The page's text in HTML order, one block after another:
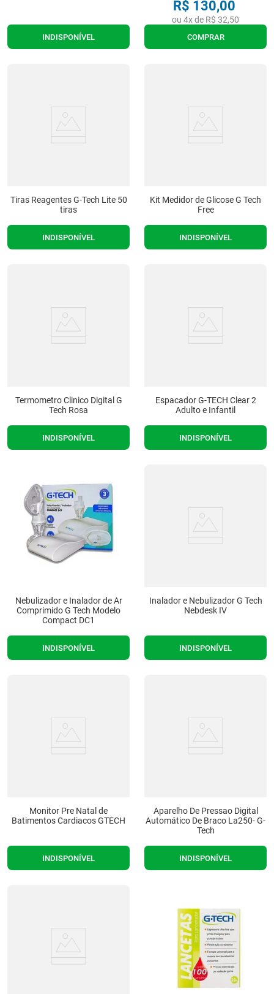
INDISPONÍVEL
R$ 130,00
ou 4x de R$ 32,50
COMPRAR
Tiras Reagentes G-Tech Lite 50
tiras
INDISPONÍVEL
Kit Medidor de Glicose G Tech
Free
INDISPONÍVEL
Termometro Clinico Digital G
Tech Rosa
INDISPONÍVEL
Espacador G-TECH Clear 2
Adulto e Infantil
INDISPONÍVEL
Nebulizador e Inalador de Ar
Comprimido G Tech Modelo
Compact DC1
INDISPONÍVEL
Inalador e Nebulizador G Tech
Nebdesk IV
INDISPONÍVEL
Monitor Pre Natal de
Batimentos Cardiacos GTECH
INDISPONÍVEL
Aparelho De Pressao Digital
Automático De Braco La250- G-
Tech
INDISPONÍVEL